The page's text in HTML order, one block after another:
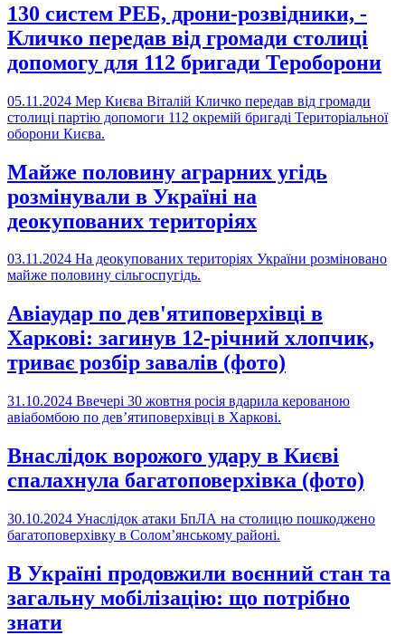
130 систем РЕБ, дрони-розвідники, -
Кличко передав від громади столиці
допомогу для 112 бригади Тероборони
05.11.2024 Мер Києва Віталій Кличко передав від громади
столиці партію допомоги 112 окремій бригаді Територіальної
оборони Києва.
Майже половину аграрних угідь
розмінували в Україні на
деокупованих територіях
03.11.2024 На деокупованих територіях України розміновано
майже половину сільгоспугідь.
Авіаудар по дев'ятиповерхівці в
Харкові: загинув 12-річний хлопчик,
триває розбір завалів (фото)
31.10.2024 Ввечері 30 жовтня росія вдарила керованою
авіабомбою по девʼятиповерхівці в Харкові.
Внаслідок ворожого удару в Києві
спалахнула багатоповерхівка (фото)
30.10.2024 Унаслідок атаки БпЛА на столицю пошкоджено
багатоповерхівку в Соломʼянському районі.
В Україні продовжили воєнний стан та
загальну мобілізацію: що потрібно
знати